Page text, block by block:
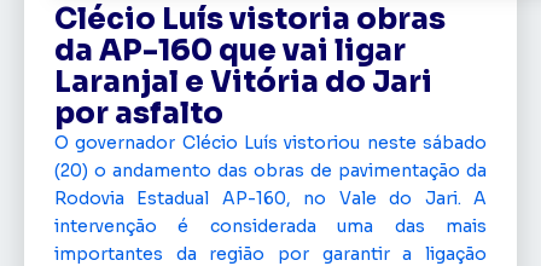
Clécio Luís vistoria obras
da AP-160 que vai ligar
Laranjal e Vitória do Jari
por asfalto
O governador Clécio Luís vistoriou neste sábado
(20) o andamento das obras de pavimentação da
Rodovia Estadual AP-160, no Vale do Jari. A
intervenção é considerada uma das mais
importantes da região por garantir a ligação